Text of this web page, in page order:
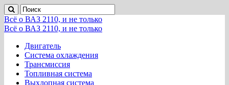
Всё о ВАЗ 2110, и не только
Всё о ВАЗ 2110, и не только
Двигатель
Система охлаждения
Трансмиссия
Топливная система
Выхлопная система